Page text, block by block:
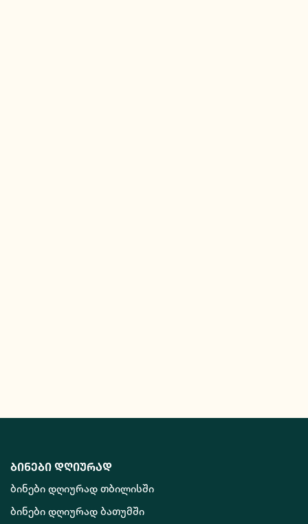
ბინები დღიურად
ბინები დღიურად თბილისში
ბინები დღიურად ბათუმში